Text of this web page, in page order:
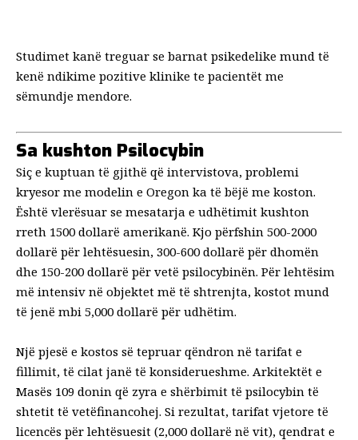
Studimet kanë treguar se barnat psikedelike mund të
kenë ndikime pozitive klinike te pacientët me
sëmundje mendore.
Sa kushton Psilocybin
Siç e kuptuan të gjithë që intervistova, problemi
kryesor me modelin e Oregon ka të bëjë me koston.
Është vlerësuar se mesatarja e udhëtimit kushton
rreth 1500 dollarë amerikanë. Kjo përfshin 500-2000
dollarë për lehtësuesin, 300-600 dollarë për dhomën
dhe 150-200 dollarë për vetë psilocybinën. Për lehtësim
më intensiv në objektet më të shtrenjta, kostot mund
të jenë mbi 5,000 dollarë për udhëtim.
Një pjesë e kostos së tepruar qëndron në tarifat e
fillimit, të cilat janë të konsiderueshme. Arkitektët e
Masës 109 donin që zyra e shërbimit të psilocybin të
shtetit të vetëfinancohej. Si rezultat, tarifat vjetore të
licencës për lehtësuesit (2,000 dollarë në vit), qendrat e